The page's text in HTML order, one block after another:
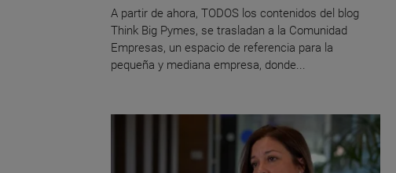
A partir de ahora, TODOS los contenidos del blog
Think Big Pymes, se trasladan a la Comunidad
Empresas, un espacio de referencia para la
pequeña y mediana empresa, donde...